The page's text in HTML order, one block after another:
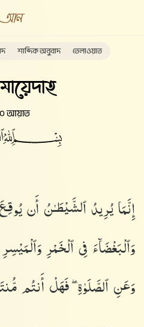
শাব্দিক অনুবাদ তেলাওয়াত
আয়াত
إِنَّمَا يُرِيدُ ٱلشَّيْطَـٰنُ أَن
وَٱلْبَغْضَآءَ فِى ٱلْخَمْرِ
وَعَنِ ٱلصَّلَوٰةِ ۖ فَهَلْ أَنتُم